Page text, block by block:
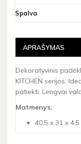
Spalva
APRAŠYMAS
Dekoratyvinis
KITCHEN serijos.
patiekti. Lengvai
Matmenys:
40,5 x 31 x 4,5